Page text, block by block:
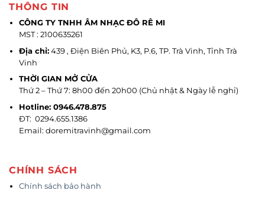
THÔNG TIN
CÔNG TY TNHH ÂM NHẠC ĐÔ RÊ MI
MST : 2100635261
Địa chỉ:439 , Điện Biên Phủ, K3, P.6, TP. Trà Vinh, Tỉnh Trà
Vinh
THỜI GIAN MỞ CỬA
Thứ 2 – Thứ 7: 8h00 đến 20h00 (Chủ nhật & Ngày lễ nghỉ)
Hotline: 0946.478.875
ĐT: 0294.655.1386
Email: doremitravinh@gmail.com
CHÍNH SÁCH
Chính sách bảo hành